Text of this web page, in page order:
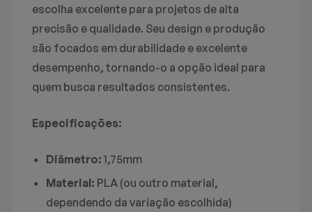
escolha excelente para projetos de alta
precisão e qualidade. Seu design e produção
são focados em durabilidade e excelente
desempenho, tornando-o a opção ideal para
quem busca resultados consistentes.
Especificações:
Diâmetro: 1,75mm
Material: PLA (ou outro material,
dependendo da variação escolhida)